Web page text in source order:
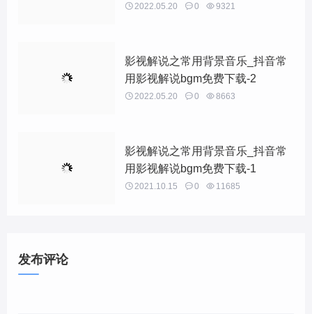
2022.05.20 0 9321
影视解说之常用背景音乐_抖音常
用影视解说bgm免费下载-2
2022.05.20 0 8663
影视解说之常用背景音乐_抖音常
用影视解说bgm免费下载-1
2021.10.15 0  11685
发布评论